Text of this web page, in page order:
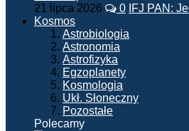
21 lipca 2026 0 IFJ PAN:
Kosmos
Astrobiologia
Astronomia
Astrofizyka
Egzoplanety
Kosmologia
Ukł. Słoneczny
Pozostałe
Polecamy